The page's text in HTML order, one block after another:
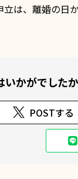
立は、離婚の日
いかがでした
POSTする